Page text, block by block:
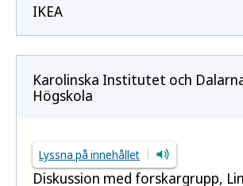
IKEA
Karolinska Institutet och
Högskola
Lyssna på innehållet
Diskussion med forskargrupp,